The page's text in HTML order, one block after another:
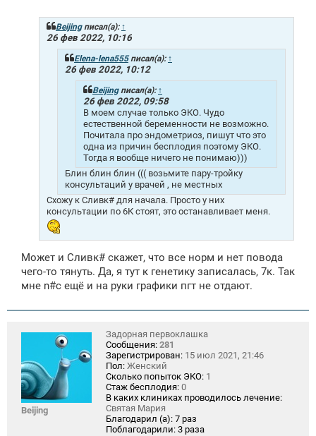
Beijingписал(а): ↑
26 фев 2022, 10:16
Elena-lena555писал(а): ↑
26 фев 2022, 10:12
Beijingписал(а): ↑
26 фев 2022, 09:58
В моем случае только ЭКО. Чудо
естественной беременности не возможно.
Почитала про эндометриоз, пишут что это
одна из причин бесплодия поэтому ЭКО.
Тогда я вообще ничего не понимаю)))
Блин блин блин ((( возьмите пару-тройку
консультаций у врачей , не местных
Схожу к Сливк# для начала. Просто у них
консультации по 6К стоят, это останавливает меня.
Может и Сливк# скажет, что все норм и нет повода
чего-то тянуть. Да, я тут к генетику записалась, 7к. Так
мне n#c ещё и на руки графики пгт не отдают.
Beijing
Задорная первоклашка
Сообщения: 281
Зарегистрирован: 15 июл 2021, 21:46
Пол: Женский
Сколько попыток ЭКО: 1
Стаж бесплодия: 0
В каких клиниках проводилось лечение:
Святая Мария
Благодарил (а): 7 раз
Поблагодарили: 3 раза